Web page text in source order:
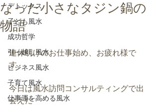
デトックス
子ども風水
成功哲学
引っ越し風水
ビジネス風水
子育て風水
仕事運を高める風水
なった小さなタジン鍋の
物語
連休明けのお仕事始め、お疲れ様で
す。
今日は風水訪問コンサルティングで出
会えた